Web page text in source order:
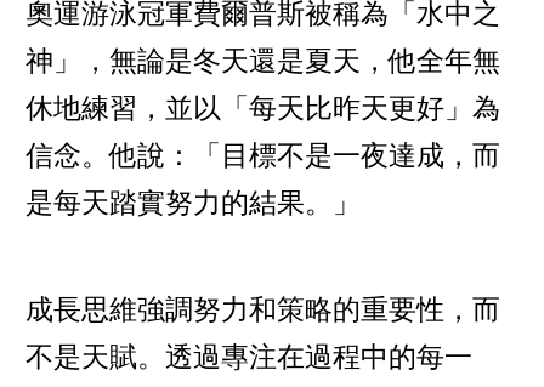
奧運游泳冠軍費爾普斯被稱為「水中之
神」，無論是冬天還是夏天，他全年無
休地練習，並以「每天比昨天更好」為
信念。他說：「目標不是一夜達成，而
是每天踏實努力的結果。」
成長思維強調努力和策略的重要性，而
不是天賦。透過專注在過程中的每一